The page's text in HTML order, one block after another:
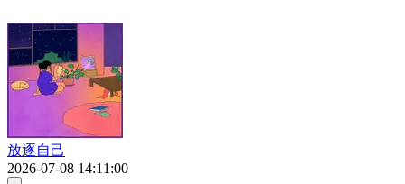
放逐自己
2026-07-08 14:11:00